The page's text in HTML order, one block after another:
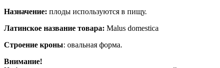
Назначение: плоды используются в пищу.
Латинское название товара: Malus domestica
Строение кроны: овальная форма.
Внимание!